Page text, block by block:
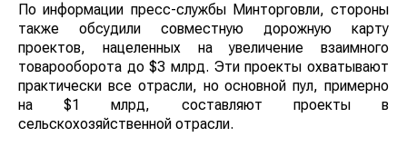
По информации пресс-службы Минторговли, стороны
также обсудили совместную дорожную карту
проектов, нацеленных на увеличение взаимного
товарооборота до $3 млрд. Эти проекты охватывают
практически все отрасли, но основной пул, примерно
на $1 млрд, составляют проекты в
сельскохозяйственной отрасли.